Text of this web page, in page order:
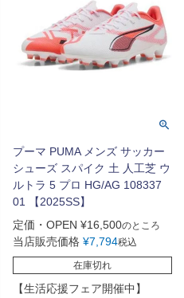
プーマ PUMA メンズ サッカー
シューズ スパイク 土 人工芝 ウ
ルトラ 5 プロ HG/AG 108337
01 【2025SS】
定価・OPEN ¥16,500のところ
当店販売価格 ¥7,794税込
在庫切れ
【生活応援フェア開催中】